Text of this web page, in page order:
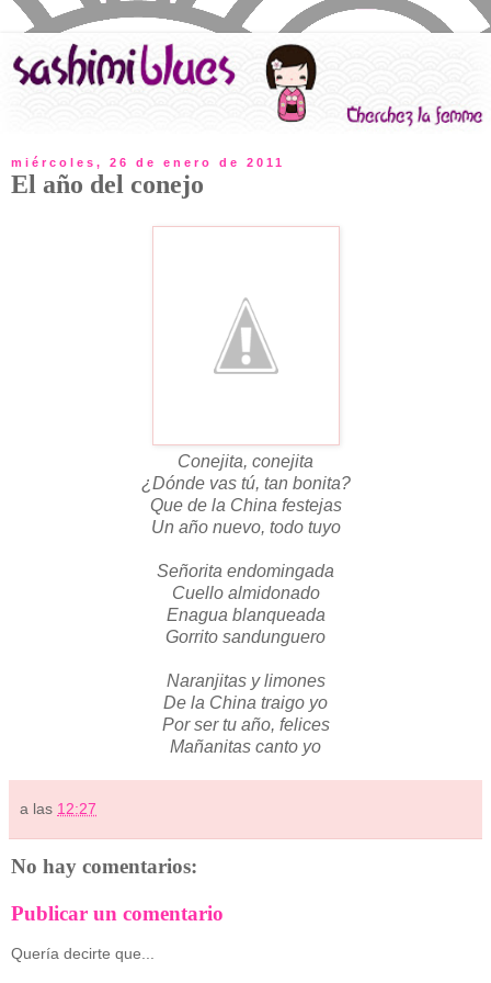
miércoles, 26 de enero de 2011
El año del conejo
Conejita, conejita
¿Dónde vas tú, tan bonita?
Que de la China festejas
Un año nuevo, todo tuyo
Señorita endomingada
Cuello almidonado
Enagua blanqueada
Gorrito sandunguero
Naranjitas y limones
De la China traigo yo
Por ser tu año, felices
Mañanitas canto yo
a las 12:27
No hay comentarios:
Publicar un comentario
Quería decirte que...